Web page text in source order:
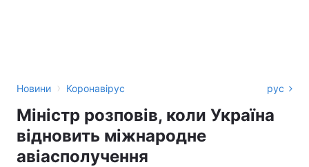
Новини › Коронавірус рус
Міністр розповів, коли Україна
відновить міжнародне
авіасполучення